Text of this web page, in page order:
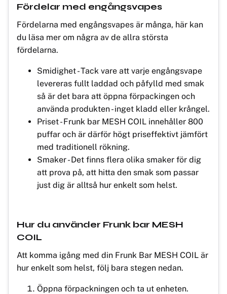
Fördelar med engångsvapes
Fördelarna med engångsvapes är många, här kan
du läsa mer om några av de allra största
fördelarna.
Smidighet - Tack vare att varje engångsvape
levereras fullt laddad och påfylld med smak
så är det bara att öppna förpackingen och
använda produkten - inget kladd eller krångel.
Priset - Frunk bar MESH COIL innehåller 800
puffar och är därför högt priseffektivt jämfört
med traditionell rökning.
Smaker - Det finns flera olika smaker för dig
att prova på, att hitta den smak som passar
just dig är alltså hur enkelt som helst.
Hur du använder Frunk bar MESH
COIL
Att komma igång med din Frunk Bar MESH COIL är
hur enkelt som helst, följ bara stegen nedan.
Öppna förpackningen och ta ut enheten.